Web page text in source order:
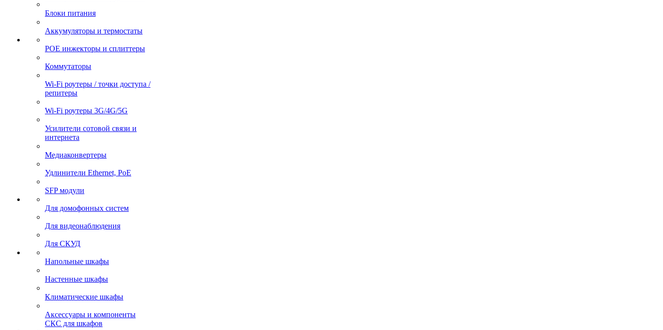
Блоки питания
Аккумуляторы и термостаты
POE инжекторы и сплиттеры
Коммутаторы
Wi-Fi роутеры / точки доступа /
репитеры
Wi-Fi роутеры 3G/4G/5G
Усилители сотовой связи и
интернета
Медиаконвертеры
Удлинители Ethernet, PoE
SFP модули
Для домофонных систем
Для видеонаблюдения
Для СКУД
Напольные шкафы
Настенные шкафы
Климатические шкафы
Аксессуары и компоненты
СКС для шкафов